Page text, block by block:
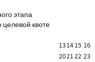
этапа
целевой квоте
131415 16
202122 23